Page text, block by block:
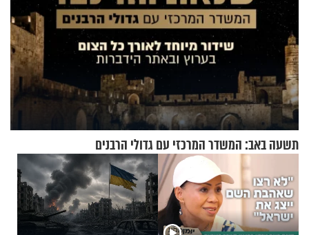
תשעה באב: המשדר המרכזי עם גדולי הרבנים